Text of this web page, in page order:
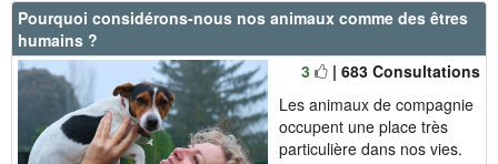
Pourquoi considérons-nous nos animaux comme des êtres
humains ?
3
| 683 Consultations
Les animaux de compagnie
occupent une place très
particulière dans nos vies.